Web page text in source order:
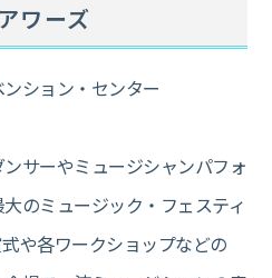
ワーズ
ション・センター
サーやミュージシャンパフォ
のミュージック・フェスティ
や各ワークショップなどの